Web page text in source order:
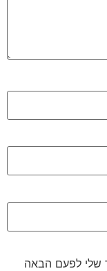
שלי לפעם הבאה